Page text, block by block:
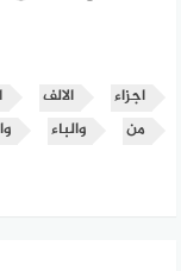
اجزاء الالف
من
والباء